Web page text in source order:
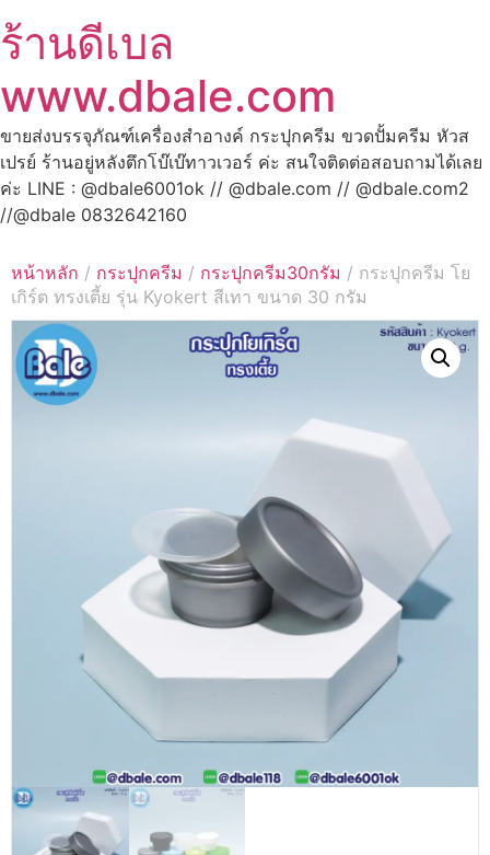
ร้านดีเบล
www.dbale.com
ขายส่งบรรจุภัณฑ์เครื่องสำอางค์ กระปุกครีม ขวดปั้มครีม หัวส
เปรย์ ร้านอยู่หลังตึกโบ๊เบ๊ทาวเวอร์ ค่ะ สนใจติดต่อสอบถามได้เลย
ค่ะ LINE : @dbale6001ok // @dbale.com // @dbale.com2
//@dbale 0832642160
หน้าหลัก / กระปุกครีม / กระปุกครีม30กรัม / กระปุกครีม โย
เกิร์ต ทรงเตี้ย รุ่น Kyokert สีเทา ขนาด 30 กรัม